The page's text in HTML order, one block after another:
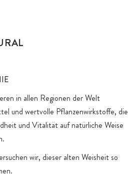
in allen Regionen der Welt
und wertvolle Pflanzenwirkstoffe, die
und Vitalität auf natürliche Weise
wir, dieser alten Weisheit so